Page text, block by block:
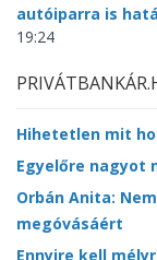
autóiparra is
19:24
Hihetetlen mit
Egyelőre nagyot
Orbán Anita:
megóvásáért
Ennyire kell